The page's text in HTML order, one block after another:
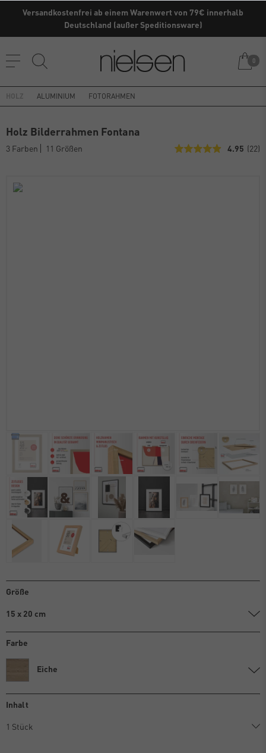
Versandkostenfrei ab einem Warenwert von 79€ innerhalb
Deutschland (außer Speditionsware)
Kaufe direkt vom Hersteller ✓
0
ALUMINIUM FOTORAHMEN
Holz Bilderrahmen Fontana
3 Farben 11 Größen 4.95 (22)
Größe
15 x 20 cm
Farbe
Eiche
Inhalt